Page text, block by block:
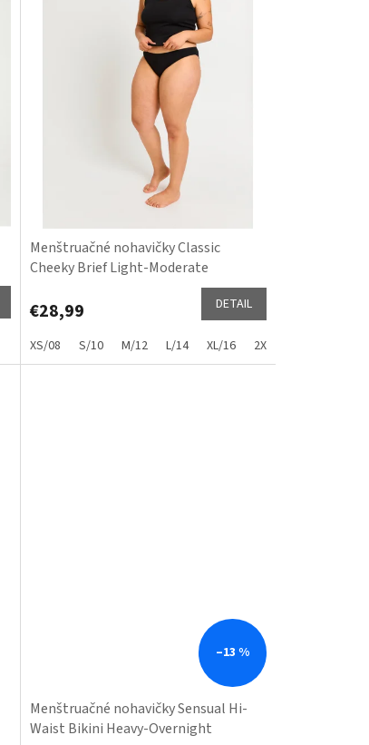
Menštruačné nohavičky Classic
Cheeky Brief Light-Moderate
€28,99 DETAIL
XS/08 S/10 M/12 L/14 XL/16 2XL/18
–13 %
Menštruačné nohavičky Sensual Hi-
Waist Bikini Heavy-Overnight